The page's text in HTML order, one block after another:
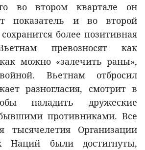
во втором квартале он
показатель и во второй
более позитивная
превозносят как
можно «залечить раны»,
Вьетнам отбросил
разногласия, смотрит в
наладить дружеские
противниками. Все
тысячелетия Организации
Наций были достигнуты,